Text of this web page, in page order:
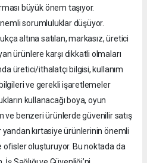
büyük önem taşıyor.
sorumluluklar düşüyor.
altına satılan, markasız, üretici
ürünlere karşı dikkatli olmaları
üretici/ithalatçı bilgisi, kullanım
ve gerekli işaretlemeler
kullanacağı boya, oyun
ve benzeri ürünlerde güvenilir satış
kırtasiye ürünlerinin önemli
ofisler oluşturuyor. Bu noktada da